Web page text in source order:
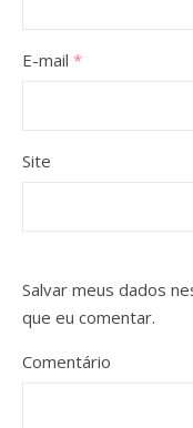
E-mail *
Site
Salvar meus dados
que eu comentar.
Comentário